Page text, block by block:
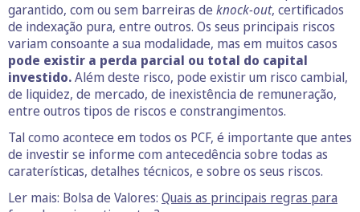
garantido, com ou sem barreiras de knock-out, certificados
de indexação pura, entre outros. Os seus principais riscos
variam consoante a sua modalidade, mas em muitos casos
pode existir a perda parcial ou total do capital
investido.Além deste risco, pode existir um risco cambial,
de liquidez, de mercado, de inexistência de remuneração,
entre outros tipos de riscos e constrangimentos.
Tal como acontece em todos os PCF, é importante que antes
de investir se informe com antecedência sobre todas as
caraterísticas, detalhes técnicos, e sobre os seus riscos.
Ler mais: Bolsa de Valores: Quais as principais regras para